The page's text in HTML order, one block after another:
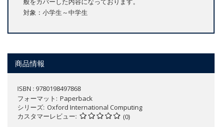
対象：小学生～中学生
商品情報
ISBN : 9780198497868
フォーマット
Paperback
シリーズ Oxford International Computing
カスタマーレビュー
(0)